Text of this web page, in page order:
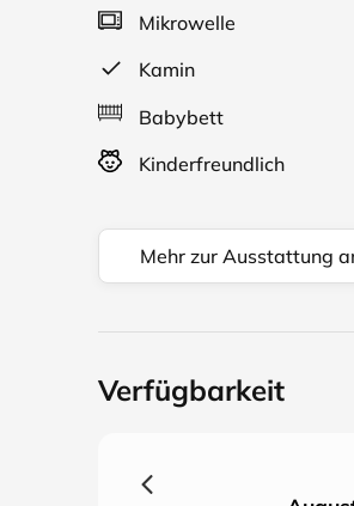
Mikrowelle
Kamin
Babybett
Kinderfreundlich
Mehr zur Ausstattung
Verfügbarkeit